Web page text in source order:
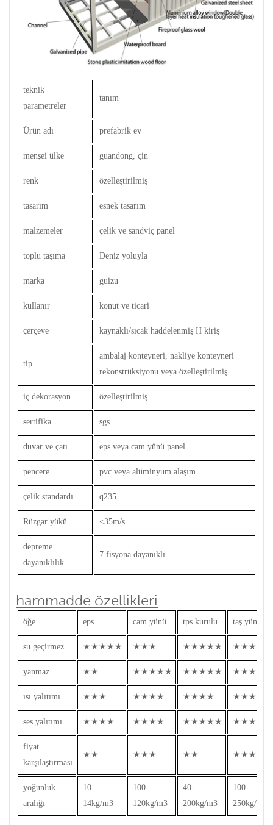
teknik
parametreler
tanım
Ürün adı prefabrik ev
menşei ülke guandong, çin
renk özelleştirilmiş
tasarım esnek tasarım
malzemeler çelik ve sandviç panel
toplu taşıma Deniz yoluyla
marka guizu
kullanır konut ve ticari
çerçeve kaynaklı/sıcak haddelenmiş H kiriş
tip
ambalaj konteyneri, nakliye konteyneri
rekonstrüksiyonu veya özelleştirilmiş
iç dekorasyon özelleştirilmiş
sertifika sgs
duvar ve çatı eps veya cam yünü panel
pencere pvc veya alüminyum alaşım
çelik standardı q235
Rüzgar yükü <35m/s
depreme
dayanıklılık
7 fisyona dayanıklı
hammadde özellikleri
öğe eps cam yünü tps kurulu taş yünü
su geçirmez ★★★★★ ★★★ ★★★★★ ★★★
yanmaz ★★ ★★★★★ ★★★★★ ★★★★★
ısı yalıtımı ★★★ ★★★★ ★★★★ ★★★★
ses yalıtımı ★★★★ ★★★★ ★★★★★ ★★★★
fiyat
karşılaştırması
★★ ★★★ ★★ ★★★★
yoğunluk
aralığı
10-
14kg/m3
100-
120kg/m3
40-
200kg/m3
100-
250kg/m3